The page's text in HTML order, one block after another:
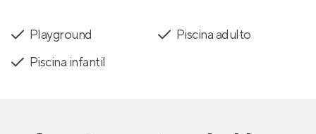
Playground
Piscina adulto
Piscina infantil